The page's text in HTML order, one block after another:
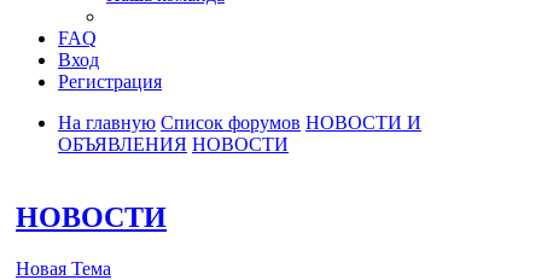
FAQ
Вход
Регистрация
На главную Список форумов НОВОСТИ И
ОБЪЯВЛЕНИЯ НОВОСТИ
НОВОСТИ
Новая Тема